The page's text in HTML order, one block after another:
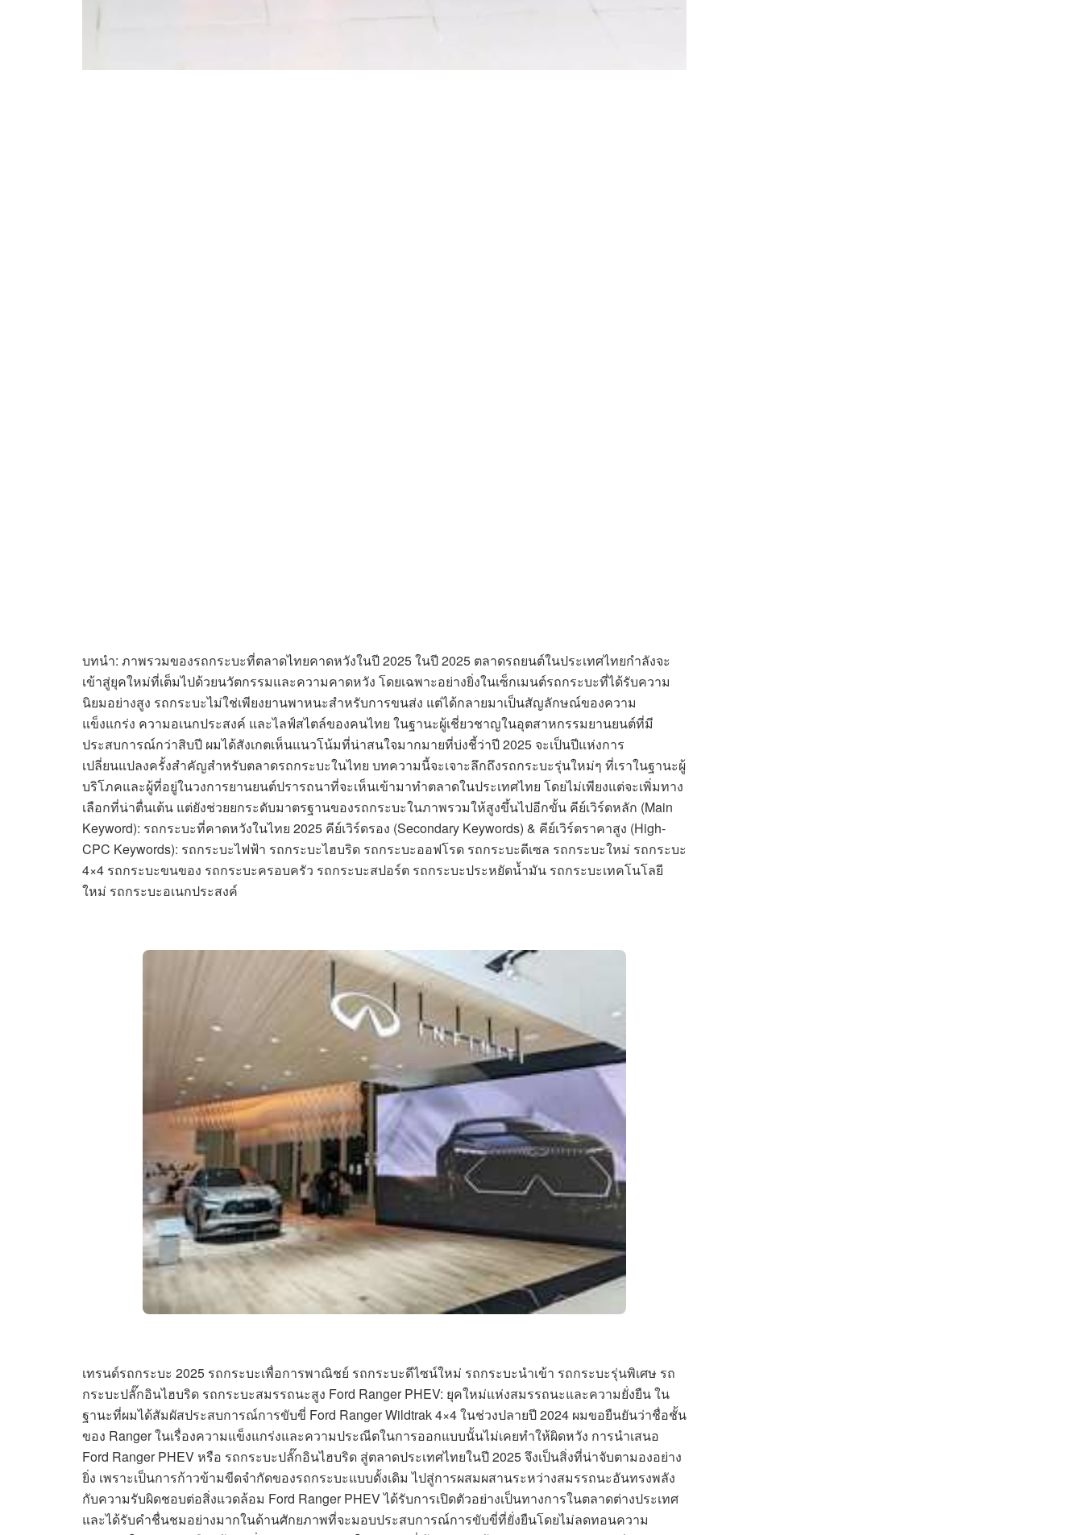
บทนำ: ภาพรวมของรถกระบะที่ตลาดไทยคาดหวังในปี 2025 ในปี 2025 ตลาดรถยนต์ในประเทศไทยกำลังจะ
เข้าสู่ยุคใหม่ที่เต็มไปด้วยนวัตกรรมและความคาดหวัง โดยเฉพาะอย่างยิ่งในเซ็กเมนต์รถกระบะที่ได้รับความ
นิยมอย่างสูง รถกระบะไม่ใช่เพียงยานพาหนะสำหรับการขนส่ง แต่ได้กลายมาเป็นสัญลักษณ์ของความ
แข็งแกร่ง ความอเนกประสงค์ และไลฟ์สไตล์ของคนไทย ในฐานะผู้เชี่ยวชาญในอุตสาหกรรมยานยนต์ที่มี
ประสบการณ์กว่าสิบปี ผมได้สังเกตเห็นแนวโน้มที่น่าสนใจมากมายที่บ่งชี้ว่าปี 2025 จะเป็นปีแห่งการ
เปลี่ยนแปลงครั้งสำคัญสำหรับตลาดรถกระบะในไทย บทความนี้จะเจาะลึกถึงรถกระบะรุ่นใหม่ๆ ที่เราในฐานะผู้
บริโภคและผู้ที่อยู่ในวงการยานยนต์ปรารถนาที่จะเห็นเข้ามาทำตลาดในประเทศไทย โดยไม่เพียงแต่จะเพิ่มทาง
เลือกที่น่าตื่นเต้น แต่ยังช่วยยกระดับมาตรฐานของรถกระบะในภาพรวมให้สูงขึ้นไปอีกขั้น คีย์เวิร์ดหลัก (Main
Keyword): รถกระบะที่คาดหวังในไทย 2025 คีย์เวิร์ดรอง (Secondary Keywords) & คีย์เวิร์ดราคาสูง (High-
CPC Keywords): รถกระบะไฟฟ้า รถกระบะไฮบริด รถกระบะออฟโรด รถกระบะดีเซล รถกระบะใหม่ รถกระบะ
4×4 รถกระบะขนของ รถกระบะครอบครัว รถกระบะสปอร์ต รถกระบะประหยัดน้ำมัน รถกระบะเทคโนโลยี
ใหม่ รถกระบะอเนกประสงค์
เทรนด์รถกระบะ 2025 รถกระบะเพื่อการพาณิชย์ รถกระบะดีไซน์ใหม่ รถกระบะนำเข้า รถกระบะรุ่นพิเศษ รถ
กระบะปลั๊กอินไฮบริด รถกระบะสมรรถนะสูง Ford Ranger PHEV: ยุคใหม่แห่งสมรรถนะและความยั่งยืน ใน
ฐานะที่ผมได้สัมผัสประสบการณ์การขับขี่ Ford Ranger Wildtrak 4×4 ในช่วงปลายปี 2024 ผมขอยืนยันว่าชื่อชั้น
ของ Ranger ในเรื่องความแข็งแกร่งและความประณีตในการออกแบบนั้นไม่เคยทำให้ผิดหวัง การนำเสนอ
Ford Ranger PHEV หรือ รถกระบะปลั๊กอินไฮบริด สู่ตลาดประเทศไทยในปี 2025 จึงเป็นสิ่งที่น่าจับตามองอย่าง
ยิ่ง เพราะเป็นการก้าวข้ามขีดจำกัดของรถกระบะแบบดั้งเดิม ไปสู่การผสมผสานระหว่างสมรรถนะอันทรงพลัง
กับความรับผิดชอบต่อสิ่งแวดล้อม Ford Ranger PHEV ได้รับการเปิดตัวอย่างเป็นทางการในตลาดต่างประเทศ
และได้รับคำชื่นชมอย่างมากในด้านศักยภาพที่จะมอบประสบการณ์การขับขี่ที่ยั่งยืนโดยไม่ลดทอนความ